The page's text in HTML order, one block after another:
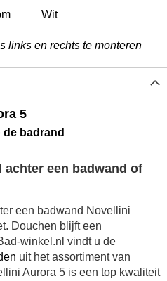
Wit
links en rechts te monteren
5
de badrand
een badwand of
een badwand Novellini
Douchen blijft een
winkel.nl vindt u de
uit het assortiment van
Aurora 5 is een top kwaliteit